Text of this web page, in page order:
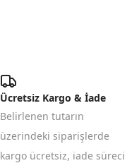
Ücretsiz Kargo & İade
Belirlenen tutarın
üzerindeki siparişlerde
kargo ücretsiz, iade süreci